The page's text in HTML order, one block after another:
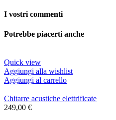
I vostri commenti
Potrebbe piacerti anche
Quick view
Aggiungi alla wishlist
Aggiungi al carrello
Chitarre acustiche elettrificate
249,00 €